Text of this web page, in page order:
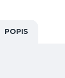
POPIS